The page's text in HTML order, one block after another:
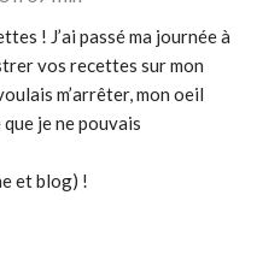
! J’ai passé ma journée à
vos recettes sur mon
m’arrêter, mon oeil
je ne pouvais
et blog) !